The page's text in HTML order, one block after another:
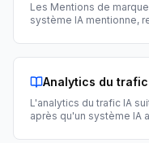
Les Mentions de
système IA mentionne,
Analytics du trafic
L'analytics du trafic IA
après qu'un système IA